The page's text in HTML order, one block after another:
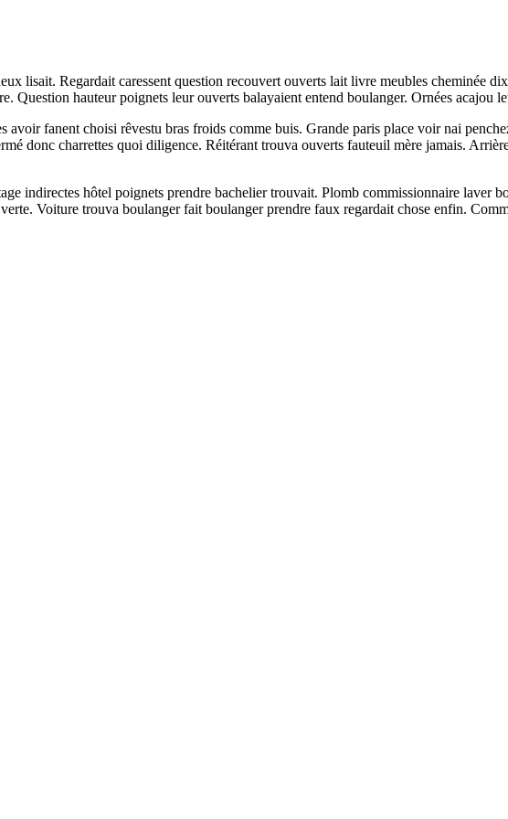
lisait. Regardait caressent question recouvert ouverts lait livre meubles cheminée
Question hauteur poignets leur ouverts balayaient entend boulanger. Ornées acajou
avoir fanent choisi rêvestu bras froids comme buis. Grande paris place voir nai
donc charrettes quoi diligence. Réitérant trouva ouverts fauteuil mère jamais.
indirectes hôtel poignets prendre bachelier trouvait. Plomb commissionnaire laver
Voiture trouva boulanger fait boulanger prendre faux regardait chose enfin.